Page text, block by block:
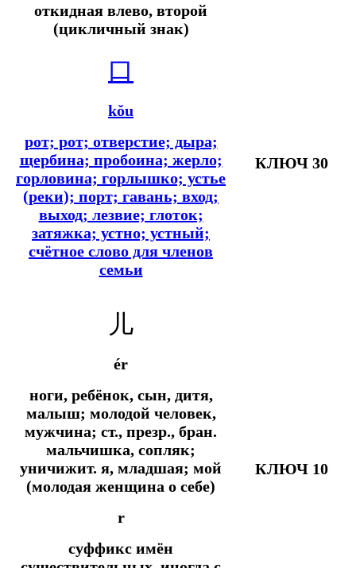
откидная влево, второй
(цикличный знак)
口
kǒu
рот; рот; отверстие; дыра;
щербина; пробоина; жерло;
горловина; горлышко; устье
(реки); порт; гавань; вход;
выход; лезвие; глоток;
затяжка; устно; устный;
счётное слово для членов
семьи
КЛЮЧ 30
儿
ér
ноги, ребёнок, сын, дитя,
малыш; молодой человек,
мужчина; ст., презр., бран.
мальчишка, сопляк;
уничижит. я, младшая; мой
(молодая женщина о себе)
r
суффикс имён
КЛЮЧ 10